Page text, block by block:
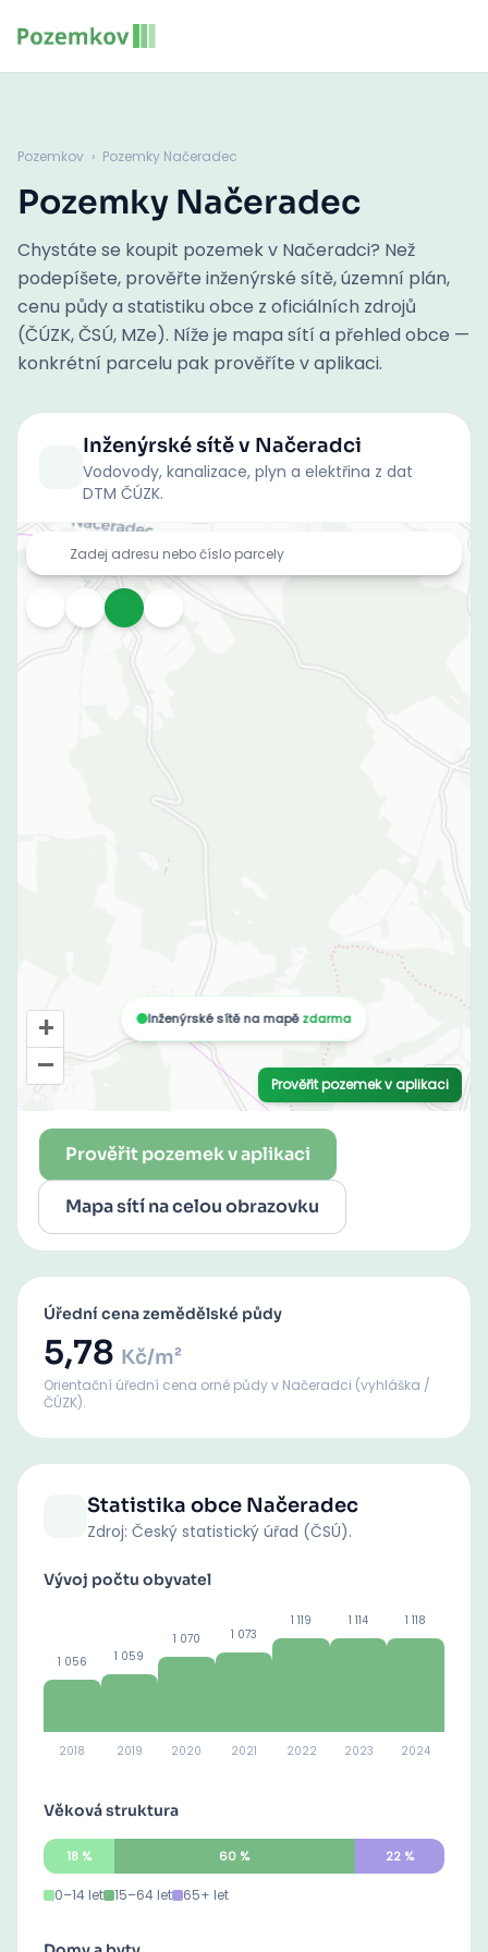
Pozemkov › Pozemky Načeradec
Pozemky Načeradec
Chystáte se koupit pozemek v Načeradci? Než
podepíšete, prověřte inženýrské sítě, územní plán,
cenu půdy a statistiku obce z oficiálních zdrojů
(ČÚZK, ČSÚ, MZe). Níže je mapa sítí a přehled obce —
konkrétní parcelu pak prověříte v aplikaci.
Inženýrské sítěv Načeradci
Vodovody, kanalizace, plyn a elektřina z dat
DTM ČÚZK.
Prověřit pozemek v aplikaci
Mapa sítí na celou obrazovku
Úřední cena zemědělské půdy
5,78 Kč/m²
Orientační úřední cena orné půdyv Načeradci (vyhláška /
ČÚZK).
Statistika obce Načeradec
Zdroj: Český statistický úřad (ČSÚ).
Vývoj počtu obyvatel
1 056
2018
1 059
2019
1 070
2020
1 073
2021
1 119
2022
1 114
2023
1 118
2024
Věková struktura
18% 60 % 22 %
0–14 let 15–64 let 65+ let